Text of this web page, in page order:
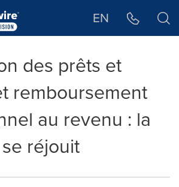
EN
des prêts et
remboursement
au revenu : la
réjouit